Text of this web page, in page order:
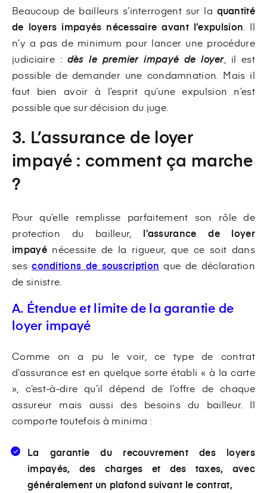
Beaucoup de bailleurs s’interrogent sur la quantité
de loyers impayés nécessaire avant l’expulsion . Il
n’y a pas de minimum pour lancer une procédure
judiciaire : dès le premier impayé de loyer, il est
possible de demander une condamnation. Mais il
faut bien avoir à l’esprit qu’une expulsion n’est
possible que sur décision du juge.
3. L’assurance de loyer
impayé : comment ça marche
?
Pour qu’elle remplisse parfaitement son rôle de
protection du bailleur,
l’assurance de loyer
impayé nécessite de la rigueur, que ce soit dans
ses conditions de souscription que de déclaration
de sinistre.
A. Étendue et limite de la garantie de
loyer impayé
Comme on a pu le voir, ce type de contrat
d’assurance est en quelque sorte établi « à la carte
», c’est-à-dire qu’il dépend de l’offre de chaque
assureur mais aussi des besoins du bailleur. Il
comporte toutefois à minima :
La
garantie du recouvrement des loyers
impayés, des charges et des taxes, avec
généralement un plafond suivant le contrat,